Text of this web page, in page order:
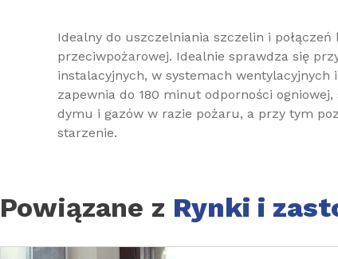
Idealny do uszczelniania szczelin i
przeciwpożarowej. Idealnie sprawdza się
instalacyjnych, w systemach
zapewnia do 180 minut odporności
dymu i gazów w razie pożaru, a przy tym
starzenie.
Powiązane z Rynki i